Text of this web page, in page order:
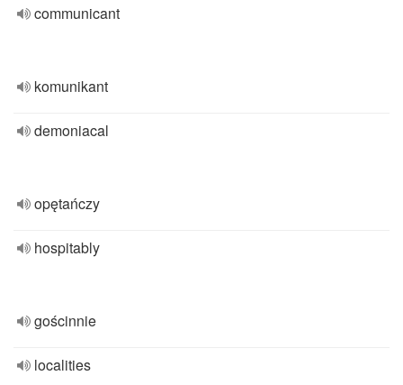
communicant
komunikant
demoniacal
opętańczy
hospitably
gościnnie
localities